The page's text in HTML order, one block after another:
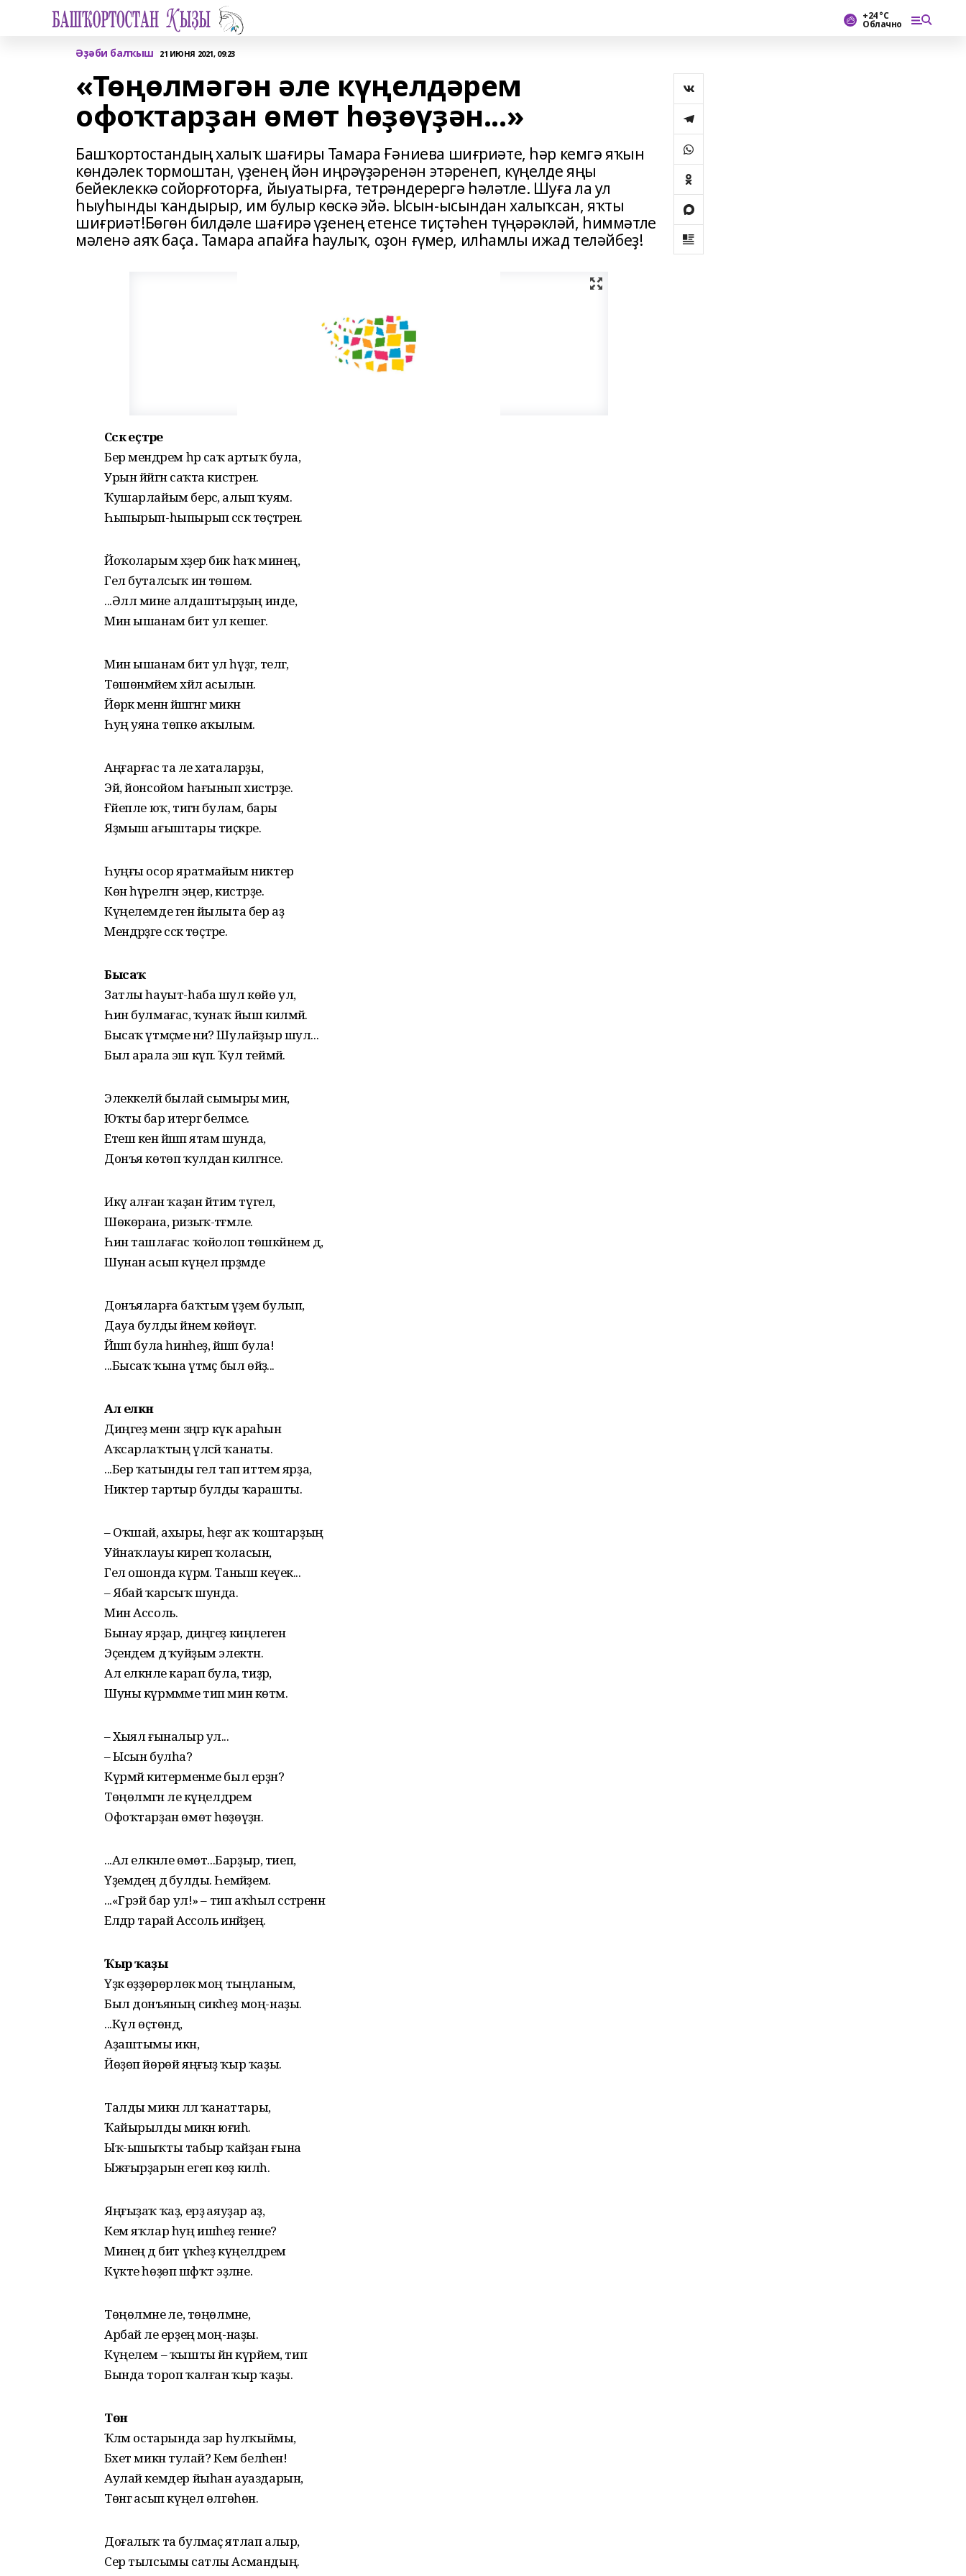
+24 °С
Облачно
Әҙәби балҡыш 21 ИЮНЯ 2021, 09:23
«Төңөлмәгән әле күңелдәрем
офоҡтарҙан өмөт һөҙөүҙән...»
Башҡортостандың халыҡ шағиры Тамара Ғәниева шиғриәте, һәр кемгә яҡын
көндәлек тормоштан, үҙенең йән иңрәүҙәренән этәренеп, күңелде яңы
бейеклеккә сойорғоторға, йыуатырға, тетрәндерергә һәләтле. Шуға ла ул
һыуһынды ҡандырыр, им булыр көскә эйә. Ысын-ысындан халыҡсан, яҡты
шиғриәт!Бөгөн билдәле шағирә үҙенең етенсе тиҫтәһен түңәрәкләй, һиммәтле
мәленә аяҡ баҫа. Тамара апайға һаулыҡ, оҙон ғүмер, илһамлы ижад теләйбеҙ!
Сәскә еҫтәре
Бер мендәрем һәр саҡ артыҡ була,
Урын йәйгән саҡта кистәрен.
Ҡушарлайым берсә, алып ҡуям.
Һыпырып-һыпырып сәскә төҫтәрен.
Йоҡоларым хәҙер бик һаҡ минең,
Гел буталсыҡ инә төшөмә.
...Әллә мине алдаштырҙың инде,
Мин ышанам бит ул кешегә.
Мин ышанам бит ул һүҙгә, телгә,
Төшөнмәйем хәйлә асылын.
Йөрәк менән йәшәгәнгә микән
Һуң уяна төпкө аҡылым.
Аңғарғас та әле хаталарҙы,
Эй, йонсойом һағынып хистәрҙе.
Ғәйепле юҡ, тигән булам, бары
Яҙмыш ағыштары тиҫкәре.
Һуңғы осор яратмайым никтер
Көн һүрелгән эңер, кистәрҙе.
Күңелемде генә йылыта бер аҙ
Мендәрҙәге сәскә төҫтәре.
Бысаҡ
Затлы һауыт-һаба шул көйө ул,
Һин булмағас, ҡунаҡ йыш килмәй.
Бысаҡ үтмәҫме ни? Шулайҙыр шул...
Был арала эш күп. Ҡул теймәй.
Элеккеләй былай сымыры мин,
Юҡты бар итергә беләмсе.
Етеш кенә йәшәп ятам шунда,
Донъя көтөп ҡулдан килгәнсе.
Икәү алған ҡаҙан йәтим түгел,
Шөкөрана, ризыҡ-тәғәмле.
Һин ташлағас ҡойолоп төшкәйнем дә,
Шунан асып күңел пәрҙәмде
Донъяларға баҡтым үҙем булып,
Дауа булды йәнем көйөүгә.
Йәшәп була һинһеҙ, йәшәп була!
...Бысаҡ ҡына үтмәҫ был өйҙә...
Ал елкән
Диңгеҙ менән зәңгәр күк араһын
Аҡсарлаҡтың үлсәй ҡанаты.
...Бер ҡатынды гел тап иттем ярҙа,
Никтер тартыр булды ҡарашты.
– Оҡшай, ахыры, һеҙгә аҡ ҡоштарҙың
Уйнаҡлауы киреп ҡоласын,
Гел ошонда күрәм. Таныш кеүек...
– Ябай ҡарсыҡ шунда.
Мин Ассоль.
Бынау ярҙар, диңгеҙ киңлегенә
Эҫендем дә ҡуйҙым электән.
Ал елкәнле карап була, тиҙәр,
Шуны күрмәмме тип мин көтәм.
– Хыял ғыналыр ул...
– Ысын булһа?
Күрмәй китерменме был ерҙән?
Төңөлмәгән әле күңелдәрем
Офоҡтарҙан өмөт һөҙөүҙән.
...Ал елкәнле өмөт...Барҙыр, тиеп,
Үҙемдең дә булды. Һемәйҙем.
...«Грэй бар ул!» – тип аҡһыл сәстәренән
Елдәр тарай Ассоль инәйҙең.
Ҡыр ҡаҙы
Үҙәк өҙҙөрөрлөк моң тыңланым,
Был донъяның сикһеҙ моң-наҙы.
...Күл өҫтөндә,
Аҙаштымы икән,
Йөҙөп йөрөй яңғыҙ ҡыр ҡаҙы.
Талды микән әллә ҡанаттары,
Ҡайырылды микән юғиһә.
Ыҡ-ышыҡты табыр ҡайҙан ғына
Ыжғырҙарын егеп көҙ килһә.
Яңғыҙаҡ ҡаҙ, ерҙә аяуҙар аҙ,
Кем яҡлар һуң ишһеҙ генәне?
Минең дә бит үкһеҙ күңелдәрем
Күкте һөҙөп шәфҡәт эҙләне.
Төңөлмәне әле, төңөлмәне,
Арбай әле ерҙең моң-наҙы.
Күңелем – ҡышты йәнә күрәйем, тип
Бында тороп ҡалған ҡыр ҡаҙы.
Төн
Ҡәләм остарында зар һулҡыймы,
Бәхет микән тулай? Кем белһен!
Аулай кемдер йыһан ауаздарын,
Төнгә асып күңел өлгөһөн.
Доғалыҡ та булмаҫ ятлап алыр,
Сер тылсымы сатлы Асмандың.